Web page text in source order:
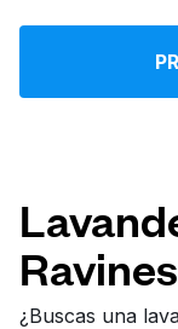
Iniciar
Síguenos en
Ravines
¿Buscas una